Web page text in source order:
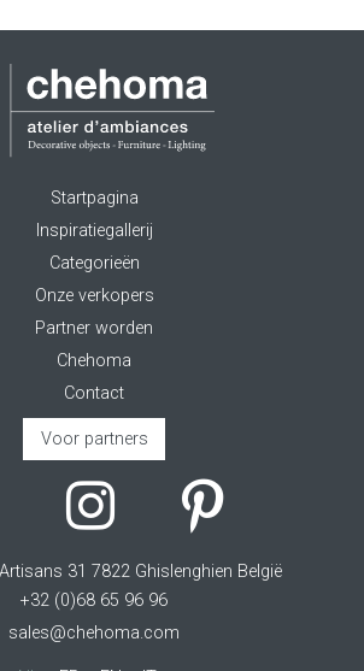
Startpagina
Inspiratiegallerij
Categorieën
Onze verkopers
Partner worden
Chehoma
Contact
Voor partners
31 7822 Ghislenghien België
+32 (0)68 65 96 96
sales@chehoma.com